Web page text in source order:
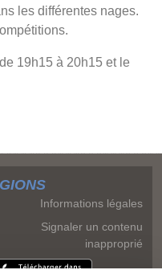
les différentes nages.
19h15 à 20h15 et le
Informations légales
Signaler un contenu
inapproprié